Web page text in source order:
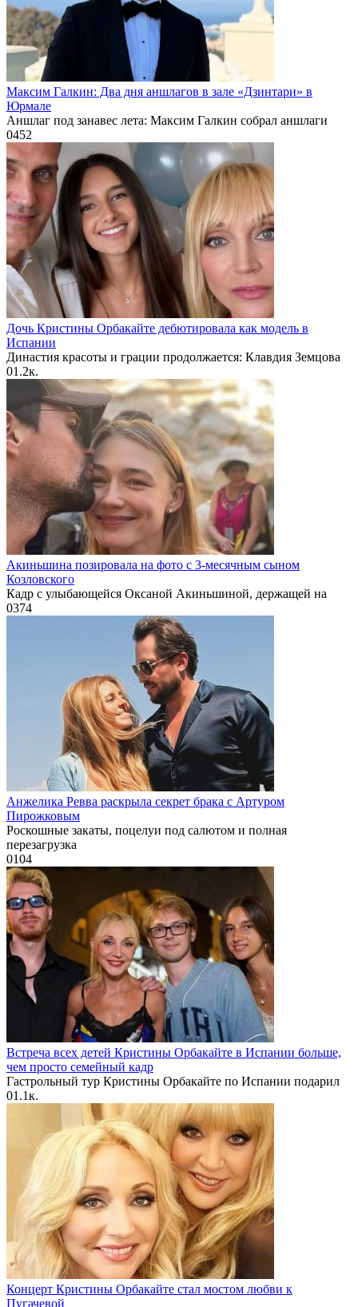
Максим Галкин: Два дня аншлагов в зале «Дзинтари» в
Юрмале
Аншлаг под занавес лета: Максим Галкин собрал аншлаги
0452
Дочь Кристины Орбакайте дебютировала как модель в
Испании
Династия красоты и грации продолжается: Клавдия Земцова
01.2к.
Акиньшина позировала на фото с 3-месячным сыном
Козловского
Кадр с улыбающейся Оксаной Акиньшиной, держащей на
0374
Анжелика Ревва раскрыла секрет брака с Артуром
Пирожковым
Роскошные закаты, поцелуи под салютом и полная
перезагрузка
0104
Встреча всех детей Кристины Орбакайте в Испании больше,
чем просто семейный кадр
Гастрольный тур Кристины Орбакайте по Испании подарил
01.1к.
Концерт Кристины Орбакайте стал мостом любви к
Пугачевой